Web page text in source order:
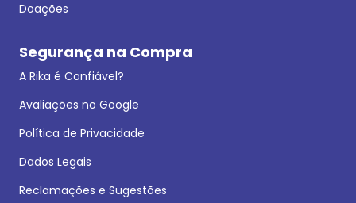
Doações
Segurança na Compra
A Rika é Confiável?
Avaliações no Google
Política de Privacidade
Dados Legais
Reclamações e Sugestões